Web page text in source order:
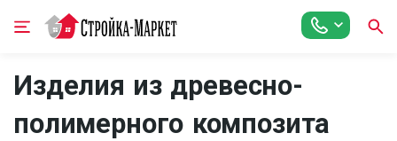
Изделия из древесно-
полимерного композита